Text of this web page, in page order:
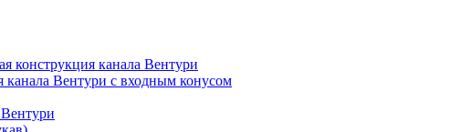
конструкция канала Вентури
Вентури c входным конусом